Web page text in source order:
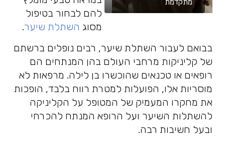
מתקדמת
להם לבחור בטיפול
מסוג השתלת שיער.
בבואם לעבור השתלת שיער, רבים נופלים ברשתם
של קליניקות מרחבי העולם בהן המנתחים הם
רופאים או טכנאים שהוכשרו בן לילה. מרפאות לא
מוסריות אלו, הפועלות למטרת רווח בלבד, הופכות
את מחקרו המעמיק של המטופל על הקליניקה
להשתלות השיער ועל הרופא המנתח להכרחי
ובעל חשיבות רבה.